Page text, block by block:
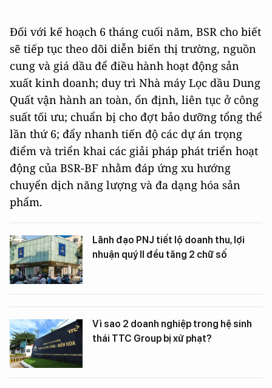
Đối với kế hoạch 6 tháng cuối năm, BSR cho biết
sẽ tiếp tục theo dõi diễn biến thị trường, nguồn
cung và giá dầu để điều hành hoạt động sản
xuất kinh doanh; duy trì Nhà máy Lọc dầu Dung
Quất vận hành an toàn, ổn định, liên tục ở công
suất tối ưu; chuẩn bị cho đợt bảo dưỡng tổng thể
lần thứ 6; đẩy nhanh tiến độ các dự án trọng
điểm và triển khai các giải pháp phát triển hoạt
động của BSR-BF nhằm đáp ứng xu hướng
chuyển dịch năng lượng và đa dạng hóa sản
phẩm.
Lãnh đạo PNJ tiết lộ doanh thu, lợi
nhuận quý II đều tăng 2 chữ số
Vì sao 2 doanh nghiệp trong hệ sinh
thái TTC Group bị xử phạt?